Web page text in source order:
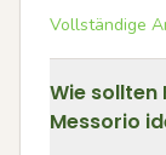
Vollständige
Wie sollten
Messorio